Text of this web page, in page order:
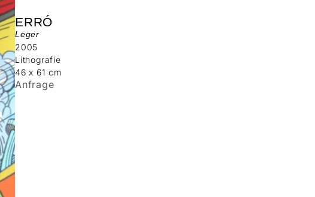
ERRÓ
Leger
2005
Lithografie
46 x 61 cm
Anfrage